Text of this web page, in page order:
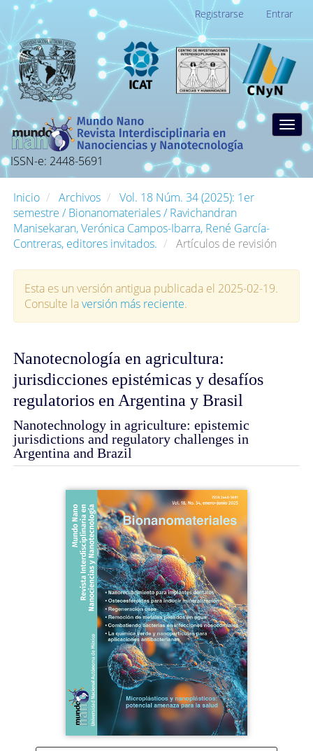
Navegación
principal
Contenido
principal
Barra
lateral
Registrarse Entrar
ISSN-e: 2448-5691
Inicio Archivos
Vol. 18 Núm. 34 (2025): 1er
semestre / Bionanomateriales / Ravichandran
Manisekaran, Verónica Campos-Ibarra, René García-
Contreras, editores invitados.
Artículos de revisión
Esta es un versión antigua publicada el 2025-02-19.
Consulte laversión más reciente.
Nanotecnología en agricultura:
jurisdicciones epistémicas y desafíos
regulatorios en Argentina y Brasil
Nanotechnology in agriculture: epistemic
jurisdictions and regulatory challenges in
Argentina and Brazil